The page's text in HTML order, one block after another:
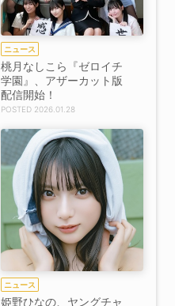
ニュース
桃月なしこら『ゼロイチ
学園』、アザーカット版
配信開始！
2026.01.28
ニュース
姫野ひなの、ヤングチャ